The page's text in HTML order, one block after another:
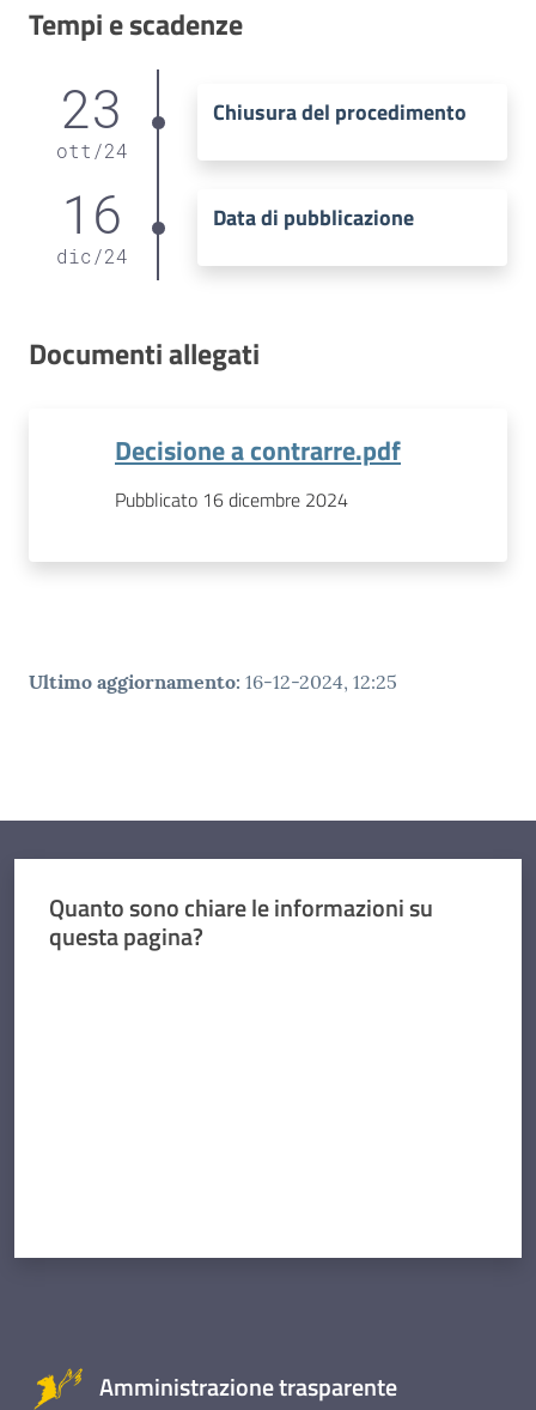
Tempi e scadenze
23
ott /24
Chiusura del procedimento
16
dic /24
Data di pubblicazione
Documenti allegati
Decisione a contrarre.pdf
Pubblicato 16 dicembre 2024
Ultimo aggiornamento: 16-12-2024, 12:25
Quanto sono chiare le informazioni su
questa pagina?
Amministrazione trasparente